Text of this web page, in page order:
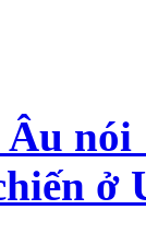
nói
ở